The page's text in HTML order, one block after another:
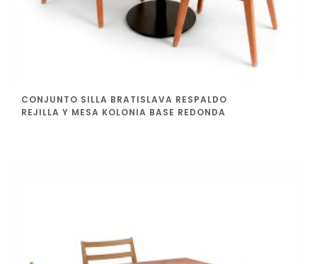
CONJUNTO SILLA BRATISLAVA RESPALDO
REJILLA Y MESA KOLONIA BASE REDONDA